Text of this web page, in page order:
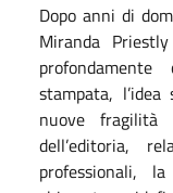
Dopo anni di
Miranda
stampata,
nuove
dell’editoria,
professionali,